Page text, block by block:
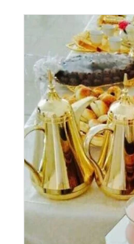
ضيافة
الكويت
مغلقة